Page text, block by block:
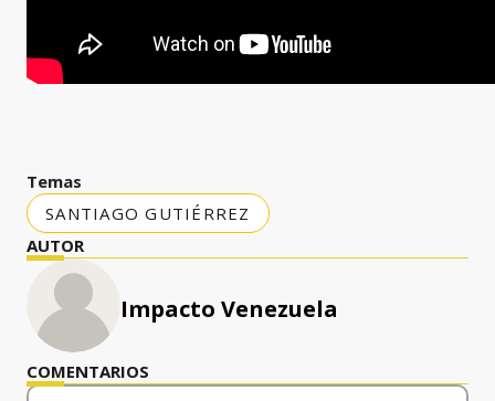
Temas
SANTIAGO GUTIÉRREZ
AUTOR
Impacto Venezuela
COMENTARIOS